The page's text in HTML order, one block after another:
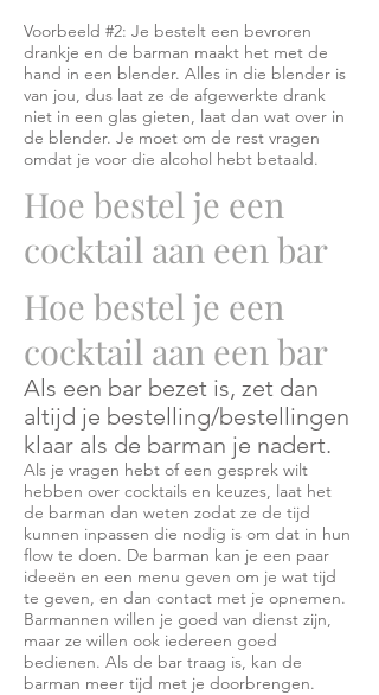
Voorbeeld #2: Je bestelt een bevroren
drankje en de barman maakt het met de
hand in een blender. Alles in die blender is
van jou, dus laat ze de afgewerkte drank
niet in een glas gieten, laat dan wat over in
de blender. Je moet om de rest vragen
omdat je voor die alcohol hebt betaald.
Hoe bestel je een
cocktail aan een bar
Hoe bestel je een
cocktail aan een bar
Als een bar bezet is, zet dan
altijd je bestelling/bestellingen
klaar als de barman je nadert.
Als je vragen hebt of een gesprek wilt
hebben over cocktails en keuzes, laat het
de barman dan weten zodat ze de tijd
kunnen inpassen die nodig is om dat in hun
flow te doen. De barman kan je een paar
ideeën en een menu geven om je wat tijd
te geven, en dan contact met je opnemen.
Barmannen willen je goed van dienst zijn,
maar ze willen ook iedereen goed
bedienen. Als de bar traag is, kan de
barman meer tijd met je doorbrengen.